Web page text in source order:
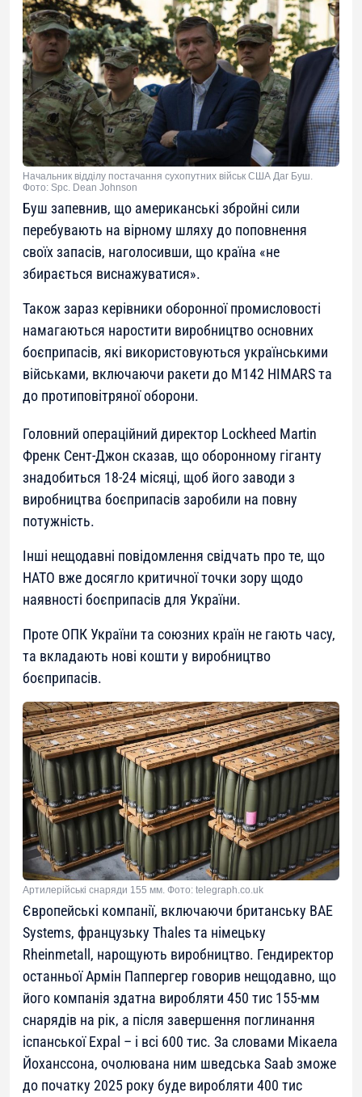
Начальник відділу постачання сухопутних військ США Даг Буш.
Фото: Spc. Dean Johnson
Буш запевнив, що американські збройні сили
перебувають на вірному шляху до поповнення
своїх запасів, наголосивши, що країна «не
збирається виснажуватися».
Також зараз керівники оборонної промисловості
намагаються наростити виробництво основних
боєприпасів, які використовуються українськими
військами, включаючи ракети до M142 HIMARS та
до протиповітряної оборони.
Головний операційний директор Lockheed Martin
Френк Сент-Джон сказав, що оборонному гіганту
знадобиться 18-24 місяці, щоб його заводи з
виробництва боєприпасів заробили на повну
потужність.
Інші нещодавні повідомлення свідчать про те, що
НАТО вже досягло критичної точки зору щодо
наявності боєприпасів для України.
Проте ОПК України та союзних країн не гають часу,
та вкладають нові кошти у виробництво
боєприпасів.
Артилерійські снаряди 155 мм. Фото: telegraph.co.uk
Європейські компанії, включаючи британську BAE
Systems, французьку Thales та німецьку
Rheinmetall, нарощують виробництво. Гендиректор
останньої Армін Паппергер говорив нещодавно, що
його компанія здатна виробляти 450 тис 155-мм
снарядів на рік, а після завершення поглинання
іспанської Expal – і всі 600 тис. За словами Мікаела
Йоханссона, очолювана ним шведська Saab зможе
до початку 2025 року буде виробляти 400 тис